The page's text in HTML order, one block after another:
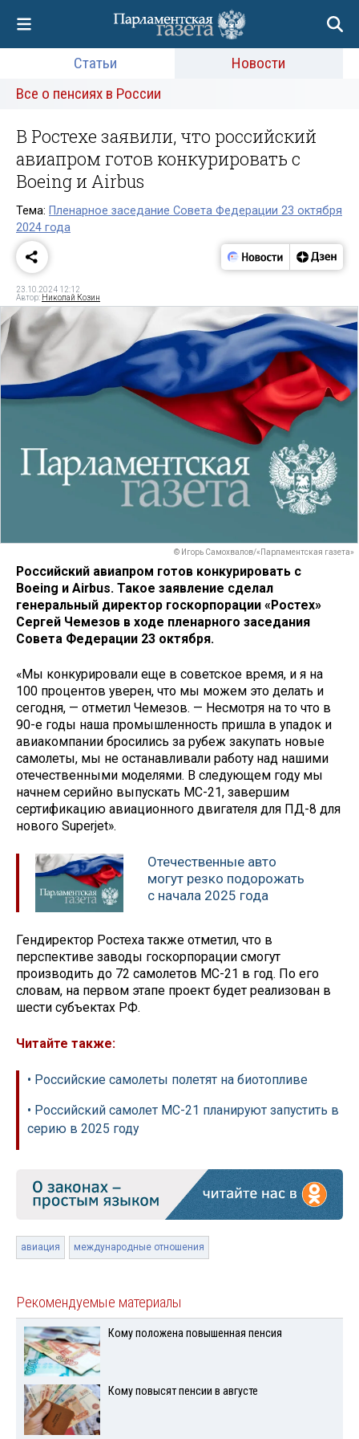
Статьи
Новости
Все о пенсиях в России
В Ростехе заявили, что российский
авиапром готов конкурировать с
Boeing и Airbus
Тема: Пленарное заседание Совета Федерации 23 октября
2024 года
23.10.2024 12:12
Автор: Николай Козин
© Игорь Самохвалов/«Парламентская газета»
Российский авиапром готов конкурировать с
Boeing и Airbus. Такое заявление сделал
генеральный директор госкорпорации «Ростех»
Сергей Чемезов в ходе пленарного заседания
Совета Федерации 23 октября.
«Мы конкурировали еще в советское время, и я на
100 процентов уверен, что мы можем это делать и
сегодня, — отметил Чемезов. — Несмотря на то что в
90-е годы наша промышленность пришла в упадок и
авиакомпании бросились за рубеж закупать новые
самолеты, мы не останавливали работу над нашими
отечественными моделями. В следующем году мы
начнем серийно выпускать МС-21, завершим
сертификацию авиационного двигателя для ПД-8 для
нового Superjet».
Отечественные авто
могут резко подорожать
с начала 2025 года
Гендиректор Ростеха также отметил, что в
перспективе заводы госкорпорации смогут
производить до 72 самолетов МС-21 в год. По его
словам, на первом этапе проект будет реализован в
шести субъектах РФ.
Читайте также:
• Российские самолеты полетят на биотопливе
• Российский самолет МС-21 планируют запустить в
серию в 2025 году
авиация международные отношения
Рекомендуемые материалы
Кому положена повышенная пенсия
Кому повысят пенсии в августе